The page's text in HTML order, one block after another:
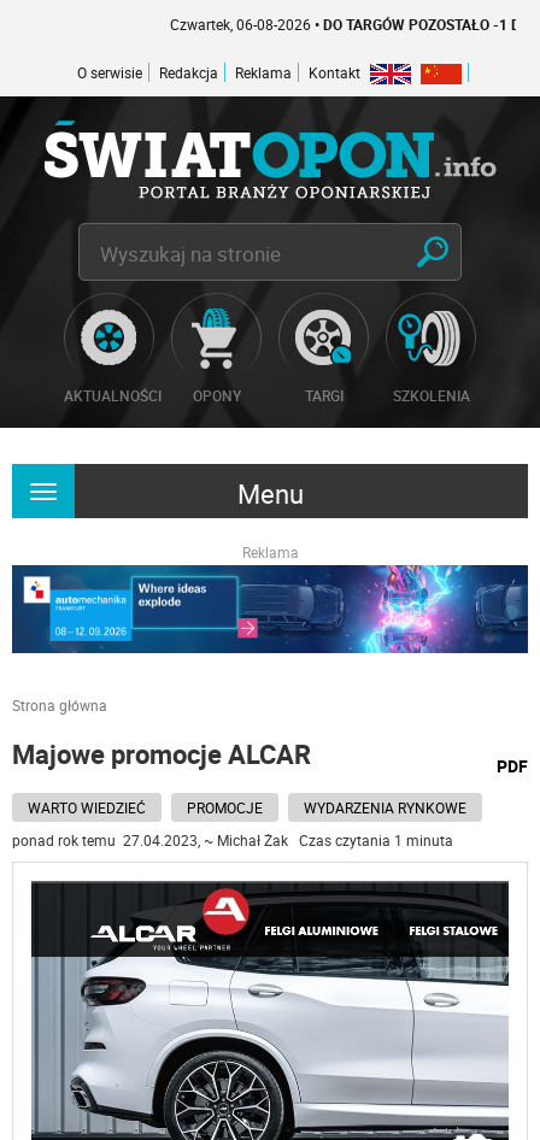
Czwartek, 06-08-2026• DO TARGÓW POZOSTAŁO -1 DNI
O serwisie Redakcja Reklama Kontakt
AKTUALNOŚCI OPONY TARGI SZKOLENIA
Menu
Rozwiń
Reklama
Strona główna
Majowe promocje ALCAR PDF
WARTO WIEDZIEĆ PROMOCJE
WYDARZENIA RYNKOWE
ponad rok temu 27.04.2023, ~ Michał Żak Czas czytania 1 minuta